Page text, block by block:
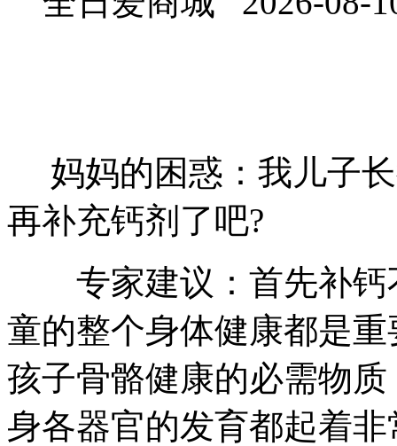
妈妈的困惑：我儿子
再补充钙剂了吧?
专家建议：首先补钙
童的整个身体健康都是
孩子骨骼健康的必需物
身各器官的发育都起着